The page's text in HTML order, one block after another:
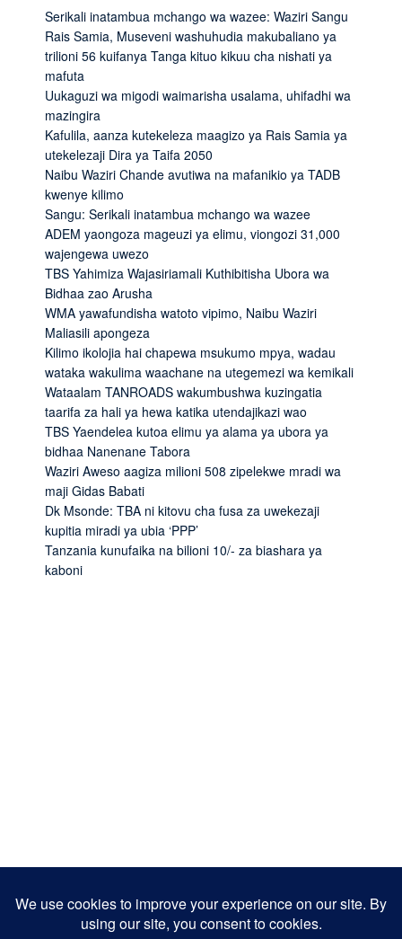
Serikali inatambua mchango wa wazee: Waziri Sangu
Rais Samia, Museveni washuhudia makubaliano ya
trilioni 56 kuifanya Tanga kituo kikuu cha nishati ya
mafuta
Uukaguzi wa migodi waimarisha usalama, uhifadhi wa
mazingira
Kafulila, aanza kutekeleza maagizo ya Rais Samia ya
utekelezaji Dira ya Taifa 2050
Naibu Waziri Chande avutiwa na mafanikio ya TADB
kwenye kilimo
Sangu: Serikali inatambua mchango wa wazee
ADEM yaongoza mageuzi ya elimu, viongozi 31,000
wajengewa uwezo
TBS Yahimiza Wajasiriamali Kuthibitisha Ubora wa
Bidhaa zao Arusha
WMA yawafundisha watoto vipimo, Naibu Waziri
Maliasili apongeza
Kilimo ikolojia hai chapewa msukumo mpya, wadau
wataka wakulima waachane na utegemezi wa kemikali
Wataalam TANROADS wakumbushwa kuzingatia
taarifa za hali ya hewa katika utendajikazi wao
TBS Yaendelea kutoa elimu ya alama ya ubora ya
bidhaa Nanenane Tabora
Waziri Aweso aagiza milioni 508 zipelekwe mradi wa
maji Gidas Babati
Dk Msonde: TBA ni kitovu cha fusa za uwekezaji
kupitia miradi ya ubia ‘PPP’
Tanzania kunufaika na bilioni 10/- za biashara ya
kaboni